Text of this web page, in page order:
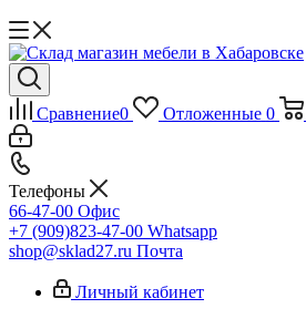
Сравнение0 Отложенные 0
Телефоны
66-47-00 Офис
+7 (909)823-47-00 Whatsapp
shop@sklad27.ru Почта
Личный кабинет